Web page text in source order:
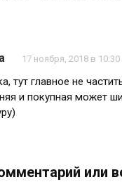
17 ноября, 2018 в 10:30
тут главное не
и покупная может
или